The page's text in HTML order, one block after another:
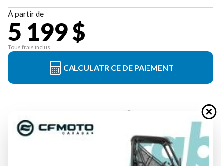
À partir de
5 199 $
Tous frais inclus
CALCULATRICE DE PAIEMENT